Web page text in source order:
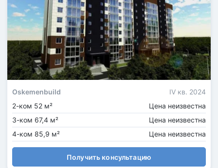
Oskemenbuild
IV кв. 2024
2-ком 52 м²
Цена неизвестна
3-ком 67,4 м²
Цена неизвестна
4-ком 85,9 м²
Цена неизвестна
Получить консультацию